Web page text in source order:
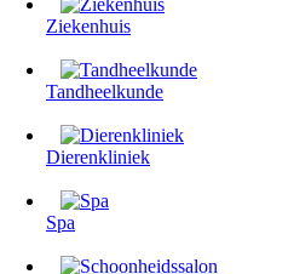
Ziekenhuis
Tandheelkunde
Dierenkliniek
Spa